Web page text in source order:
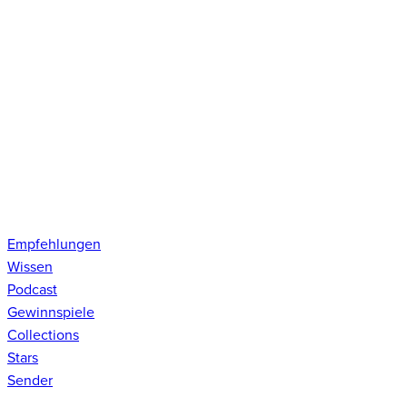
Empfehlungen
Wissen
Podcast
Gewinnspiele
Collections
Stars
Sender